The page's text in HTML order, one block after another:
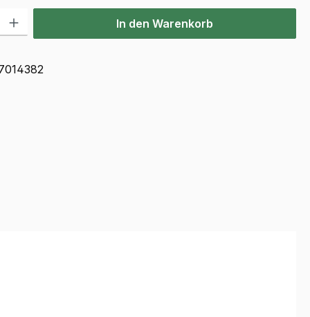
Gib den gewünschten Wert ein oder benutze die Schaltflächen
In den Warenkorb